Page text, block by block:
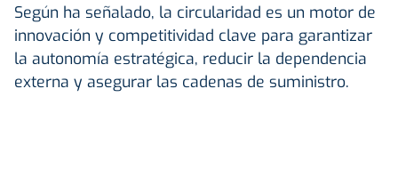
Según ha señalado, la circularidad es un motor de
innovación y competitividad clave para garantizar
la autonomía estratégica, reducir la dependencia
externa y asegurar las cadenas de suministro.